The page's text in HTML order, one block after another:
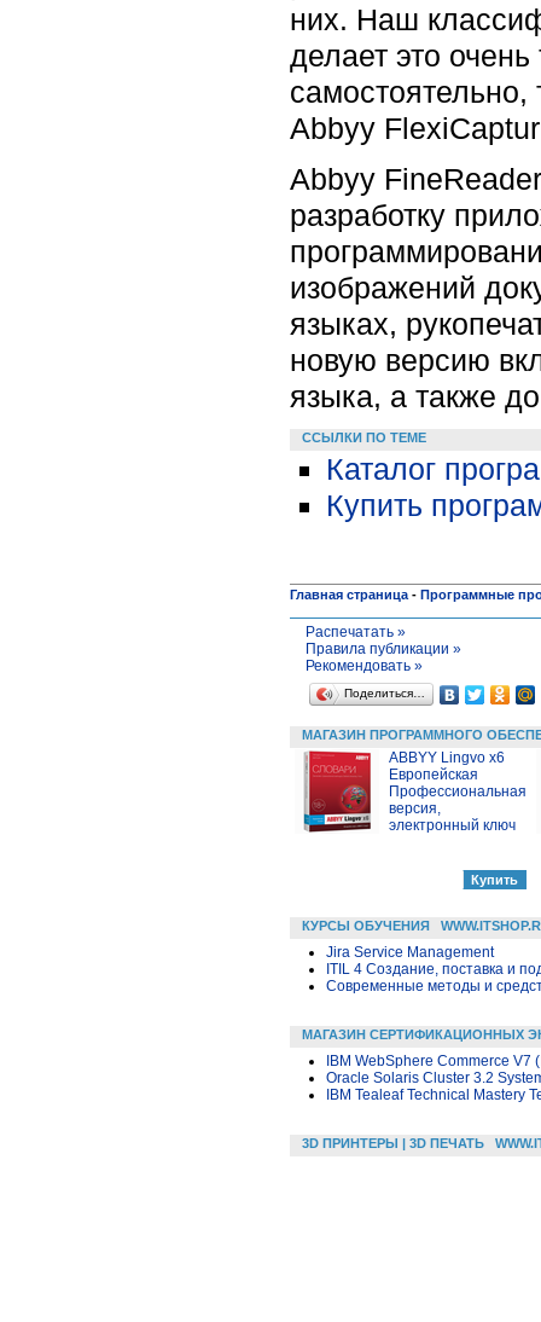
них. Наш
делает это
самостоятельно,
Abbyy
Abbyy
разработку
изображений
языках,
новую версию
языка, а также
ССЫЛКИ ПО ТЕМЕ
Каталог
Купить
Главная страница - Программные
Распечатать »
Правила публикации »
Рекомендовать »
Поделиться…
МАГАЗИН ПРОГРАММНОГО
ABBYY Lingvo x6
Европейская
Профессиональная
версия,
электронный ключ
КУРСЫ ОБУЧЕНИЯ
Jira Service Management
ITIL 4 Создание, поставка и
Современные методы и
МАГАЗИН СЕРТИФИКАЦИОННЫХ
IBM WebSphere Commerce V7
Oracle Solaris Cluster 3.2
IBM Tealeaf Technical Mastery
3D ПРИНТЕРЫ | 3D ПЕЧАТЬ